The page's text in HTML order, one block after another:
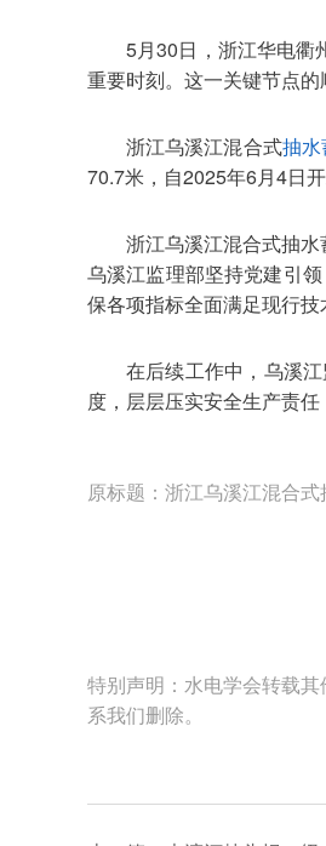
5月30日，浙江华电衢
重要时刻。这一关键节点
浙江乌溪江混合式抽
70.7米，自2025年6月4日
浙江乌溪江混合式抽
乌溪江监理部坚持党建引
保各项指标全面满足现行
在后续工作中，乌溪
度，层层压实安全生产责
原标题：浙江乌溪江混合
特别声明：水电学会转载
系我们删除。